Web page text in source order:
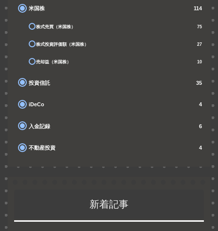
米国株 114
株式売買（米国株） 75
株式投資評価額（米国株） 27
売却益（米国株） 10
投資信託 35
iDeCo 4
入金記録 6
不動産投資 4
新着記事